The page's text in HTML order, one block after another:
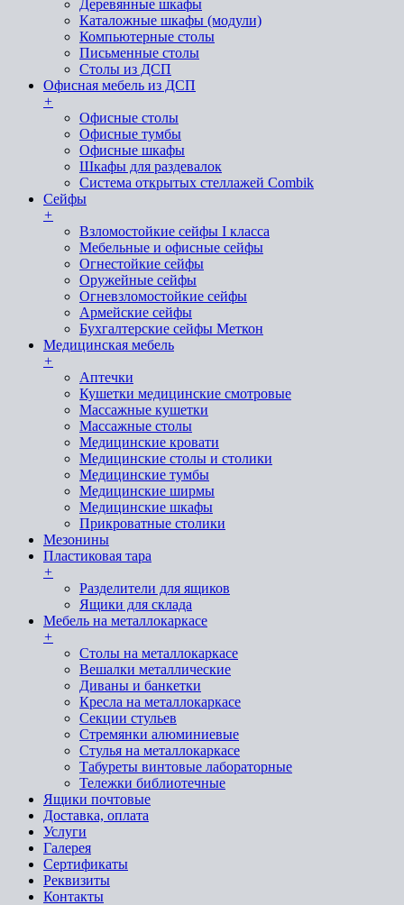
Деревянные шкафы
Каталожные шкафы (модули)
Компьютерные столы
Письменные столы
Столы из ДСП
Офисная мебель из ДСП
+
Офисные столы
Офисные тумбы
Офисные шкафы
Шкафы для раздевалок
Система открытых стеллажей Combik
Сейфы
+
Взломостойкие сейфы I класса
Мебельные и офисные сейфы
Огнестойкие сейфы
Оружейные сейфы
Огневзломостойкие сейфы
Армейские сейфы
Бухгалтерские сейфы Меткон
Медицинская мебель
+
Аптечки
Кушетки медицинские смотровые
Массажные кушетки
Массажные столы
Медицинские кровати
Медицинские столы и столики
Медицинские тумбы
Медицинские ширмы
Медицинские шкафы
Прикроватные столики
Мезонины
Пластиковая тара
+
Разделители для ящиков
Ящики для склада
Мебель на металлокаркасе
+
Cтолы на металлокаркасе
Вешалки металлические
Диваны и банкетки
Кресла на металлокаркасе
Секции стульев
Стремянки алюминиевые
Стулья на металлокаркасе
Табуреты винтовые лабораторные
Тележки библиотечные
Ящики почтовые
Доставка, оплата
Услуги
Галерея
Сертификаты
Реквизиты
Контакты